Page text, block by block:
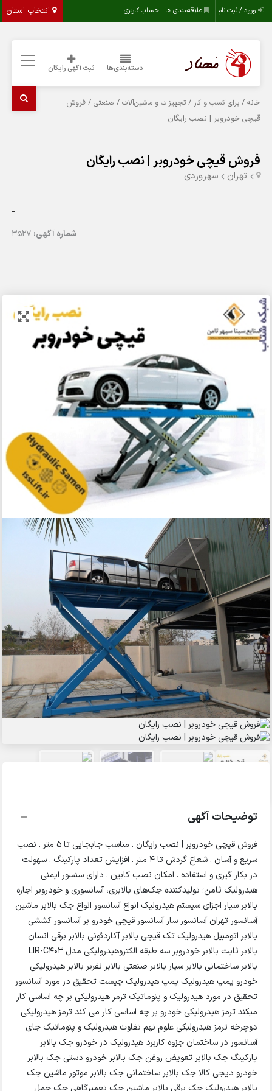
انتخاب استان ورود / ثبت نام علاقه‌مندی ها حساب کاربری
دسته‌بندی‌ها ثبت آگهی رایگان
خانه /برای کسب و کار /تجهیزات و ماشین‌آلات /صنعتی / فروش
قیچی خودروبر | نصب رایگان
فروش قیچی خودروبر | نصب رایگان
تهران سهروردی
-
شماره آگهی: 3527
توضیحات آگهی
فروش قیچی خودروبر | نصب رایگان . مناسب جابجایی تا ۵ متر . نصب
سریع و آسان . شعاع گردش تا ۴ متر . افزایش تعداد پارکینگ‌ . سهولت
در بکار گیری و استفاده . امکان نصب کابین . دارای سنسور ایمنی
هیدرولیک ثامن؛ تولید‌کننده جک‌های بالابری، آسانسوری و خودروبر اجاره
بالابر سیار اجزای سیستم هیدرولیک انواع آسانسور انواع جک بالابر ماشین
آسانسور تهران آسانسور ساز آسانسور قیچی خودرو بر آسانسور کششی
بالابر اتومبیل هیدرولیک تک قیچی بالابر آکاردئونی بالابر برقی انسان
بالابر ثابت بالابر خودروبر سه طبقه الکتروهیدرولیکی مدل LIR-C403
بالابر ساختمانی بالابر سیار بالابر صنعتی بالابر نفربر بالابر هیدرولیکی
خودرو پمپ هیدرولیک پمپ هیدرولیک چیست تحقیق در مورد آسانسور
تحقیق در مورد هیدرولیک و پنوماتیک ترمز هیدرولیکی بر چه اساسی کار
میکند ترمز هیدرولیکی خودرو بر چه اساسی کار می کند ترمز هیدرولیکی
دوچرخه ترمز هیدرولیکی علوم نهم تفاوت هیدرولیک و پنوماتیک جای
آسانسور در ساختمان جزوه کاربرد هیدرولیک در خودرو جک بالابر
پارکینگ جک بالابر تعویض روغن جک بالابر خودرو دستی جک بالابر
خودرو دیجی کالا جک بالابر ساختمانی جک بالابر موتور ماشین جک
بالابر هیدرولیک جک برقی بالابر ماشین جک تعمیرگاهی جک حمل